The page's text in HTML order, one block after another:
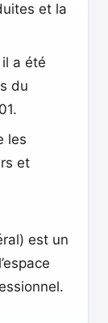
et la
a été
du
les
et
est un